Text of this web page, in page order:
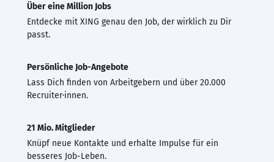
Über eine Million Jobs
Entdecke mit XING genau den Job, der wirklich zu Dir
passt.
Persönliche Job-Angebote
Lass Dich finden von Arbeitgebern und über 20.000
Recruiter·innen.
21 Mio. Mitglieder
Knüpf neue Kontakte und erhalte Impulse für ein
besseres Job-Leben.